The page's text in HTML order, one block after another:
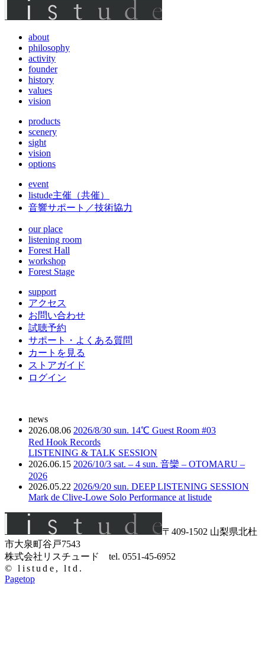
about
philosophy
activity
founder
history
values
vision
products
scenery
sight
vision
options
event
listude主催（共催）
音響サポート／技術協力
our place
listening room
Forest Hall
workshop
Forest Stage
support
アクセス
お問い合わせ
試聴予約
サポート・よくある質問
カートを見る
ストアガイド
ログイン
news
2026.08.06 2026/8/30 sun. 14℃ Guest Room #03
Red Hook Records
LISTENING & TALK SESSION
2026.06.15 2026/10/3 sat. – 4 sun. 音欒 – OTOMARU –
2026
2026.05.22 2026/9/20 sun. DEEP LISTENING SESSION
Mark de Clive-Lowe Solo Performance at listude
〒409-1502 山梨県北杜
市大泉町谷戸7543
株式会社リスチュード tel. 0551-45-6952
© listude, ltd.
Pagetop